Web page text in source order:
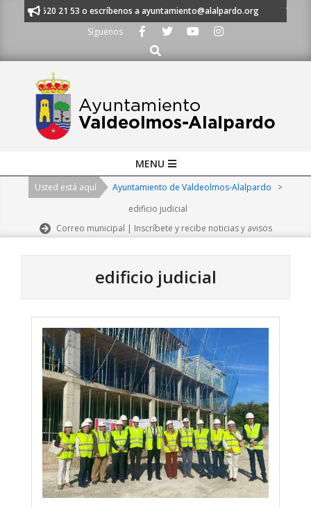
al 91 620 21 53 o escríbenos a ayuntamiento@alalpardo.org
TE
Síguenos
Buscar
Navigation
MENU
Usted está aquí Ayuntamiento de Valdeolmos-Alalpardo
>
edificio judicial
Correo municipal | Inscríbete y recibe noticias y avisos
edificio judicial